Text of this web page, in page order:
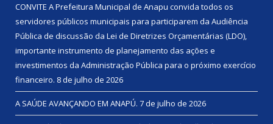
CONVITE A Prefeitura Municipal de Anapu convida todos os
servidores públicos municipais para participarem da Audiência
Pública de discussão da Lei de Diretrizes Orçamentárias (LDO),
importante instrumento de planejamento das ações e
investimentos da Administração Pública para o próximo exercício
financeiro. 8 de julho de 2026
A SAÚDE AVANÇANDO EM ANAPÚ. 7 de julho de 2026